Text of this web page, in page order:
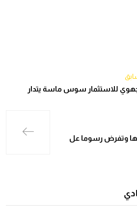
للاستثمار سوس ماسة يتدار
وتفرض رسوما عل